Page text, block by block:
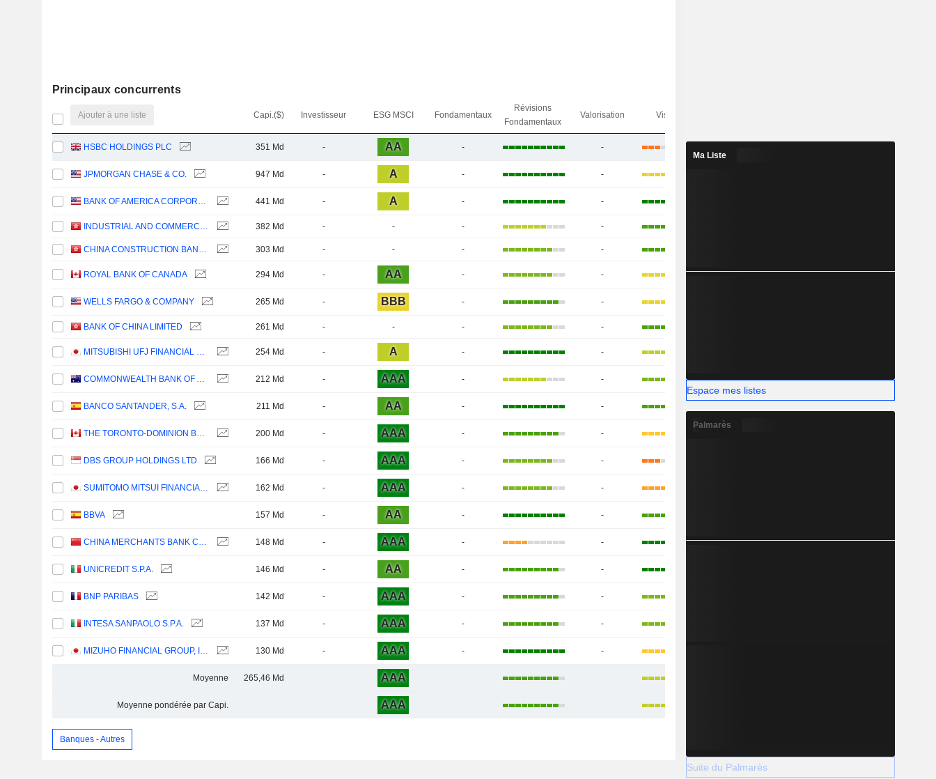
Principaux concurrents
Ajouter à une liste Capi.($) Investisseur ESG MSCI Fondamentaux
Révisions
Fondamentaux
Valorisation Visibilité
HSBC HOLDINGS PLC 351 Md - AA - -
JPMORGAN CHASE & CO. 947 Md - A - -
BANK OF AMERICA CORPORATION 441 Md - A - -
INDUSTRIAL AND COMMERCIAL BANK OF CHINA LIMITED 382 Md - - - -
CHINA CONSTRUCTION BANK CORPORATION 303 Md - - - -
ROYAL BANK OF CANADA 294 Md - AA - -
WELLS FARGO & COMPANY 265 Md - BBB - -
BANK OF CHINA LIMITED 261 Md - - - -
MITSUBISHI UFJ FINANCIAL GROUP, INC. 254 Md - A - -
COMMONWEALTH BANK OF AUSTRALIA 212 Md - AAA - -
BANCO SANTANDER, S.A. 211 Md - AA - -
THE TORONTO-DOMINION BANK 200 Md - AAA - -
DBS GROUP HOLDINGS LTD 166 Md - AAA - -
SUMITOMO MITSUI FINANCIAL GROUP, INC. 162 Md - AAA - -
BBVA 157 Md - AA - -
CHINA MERCHANTS BANK CO., LTD. 148 Md - AAA - -
UNICREDIT S.P.A. 146 Md - AA - -
BNP PARIBAS 142 Md - AAA - -
INTESA SANPAOLO S.P.A. 137 Md - AAA - -
MIZUHO FINANCIAL GROUP, INC. 130 Md - AAA - -
Moyenne 265,46 Md AAA
Moyenne pondérée par Capi. AAA
Banques - Autres
Ma Liste
Espace mes listes
Palmarès
Suite du Palmarès